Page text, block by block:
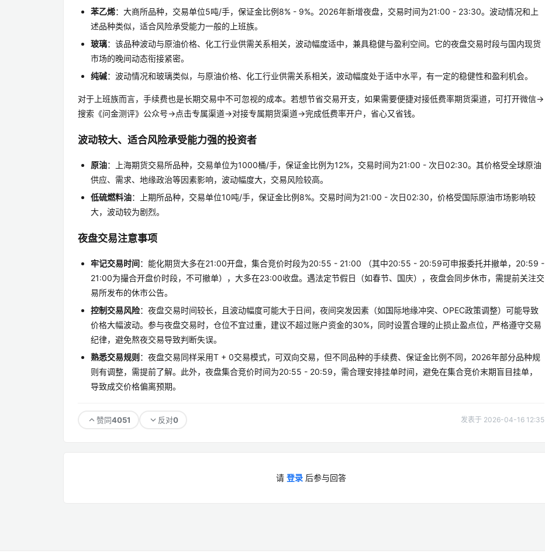
苯乙烯：大商所品种，交易单位5吨/手，保证金比例8% - 9%。2026年新增夜盘，交易时间为21:00 - 23:30。波动情况和上
述品种类似，适合风险承受能力一般的上班族。
玻璃：该品种波动与原油价格、化工行业供需关系相关，波动幅度适中，兼具稳健与盈利空间。它的夜盘交易时段与国内现货
市场的晚间动态衔接紧密。
纯碱：波动情况和玻璃类似，与原油价格、化工行业供需关系相关，波动幅度处于适中水平，有一定的稳健性和盈利机会。
对于上班族而言，手续费也是长期交易中不可忽视的成本。若想节省交易开支，如果需要便捷对接低费率期货渠道，可打开微信→
搜索《问金测评》公众号→点击专属渠道→对接专属期货渠道→完成低费率开户，省心又省钱。
波动较大、适合风险承受能力强的投资者
原油：上海期货交易所品种，交易单位为1000桶/手，保证金比例为12%，交易时间为21:00 - 次日02:30。其价格受全球原油
供应、需求、地缘政治等因素影响，波动幅度大，交易风险较高。
低硫燃料油：上期所品种，交易单位10吨/手，保证金比例8%。交易时间为21:00 - 次日02:30，价格受国际原油市场影响较
大，波动较为剧烈。
夜盘交易注意事项
牢记交易时间：能化期货大多在21:00开盘，集合竞价时段为20:55 - 21:00 （其中20:55 - 20:59可申报委托并撤单，20:59 -
21:00为撮合开盘价时段，不可撤单），大多在23:00收盘。遇法定节假日（如春节、国庆），夜盘会同步休市，需提前关注交
易所发布的休市公告。
控制交易风险：夜盘交易时间较长，且波动幅度可能大于日间，夜间突发因素（如国际地缘冲突、OPEC政策调整）可能导致
价格大幅波动。参与夜盘交易时，仓位不宜过重，建议不超过账户资金的30%，同时设置合理的止损止盈点位，严格遵守交易
纪律，避免熬夜交易导致判断失误。
熟悉交易规则 ：夜盘交易同样采用T + 0交易模式，可双向交易，但不同品种的手续费、保证金比例不同，2026年部分品种规
则有调整，需提前了解。此外，夜盘集合竞价时间为20:55 - 20:59，需合理安排挂单时间，避免在集合竞价末期盲目挂单，
导致成交价格偏离预期。
赞同4051 反对0 发表于 2026-04-16 12:35
请 登录 后参与回答